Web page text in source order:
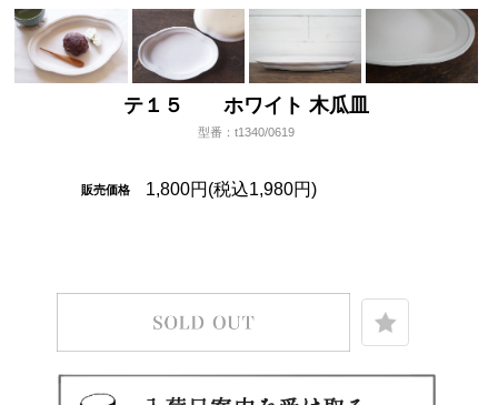
テ１５ ホワイト 木瓜皿
型番：t1340/0619
販売価格 1,800円(税込1,980円)